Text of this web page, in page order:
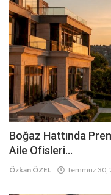
Boğaz Hattında
Aile Ofisleri...
Özkan ÖZEL Temmuz 30,